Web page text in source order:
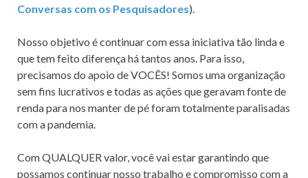
Conversas com os Pesquisadores).
Nosso objetivo é continuar com essa iniciativa tão linda e
que tem feito diferença há tantos anos. Para isso,
precisamos do apoio de VOCÊS! Somos uma organização
sem fins lucrativos e todas as ações que geravam fonte de
renda para nos manter de pé foram totalmente paralisadas
com a pandemia.
Com QUALQUER valor, você vai estar garantindo que
possamos continuar nosso trabalho e compromisso com a